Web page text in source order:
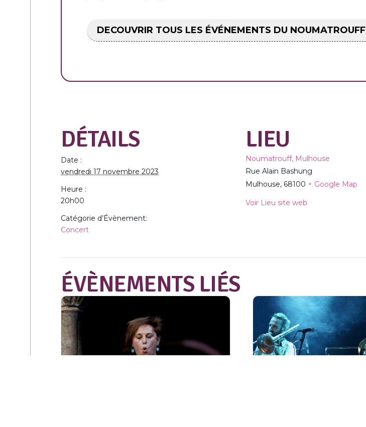
DECOUVRIR TOUS LES ÉVÉNEMENTS DU NOUMATROUFF
DÉTAILS
Date :
vendredi 17 novembre 2023
Heure :
20h00
Catégorie d’Évènement:
Concert
LIEU
Noumatrouff, Mulhouse
Rue Alain Bashung
Mulhouse, 68100 + Google Map
Voir Lieu site web
ÉVÈNEMENTS LIÉS